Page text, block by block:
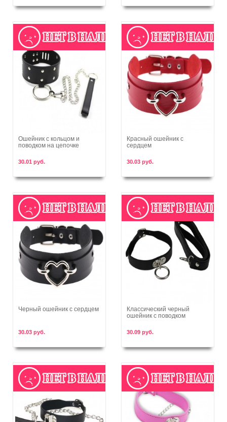
В корзину
Ошейник с кольцом и
поводком на цепочке
30.01 руб.
Красный ошейник с
сердцем
30.03 руб.
Черный ошейник с сердцем
30.03 руб.
В корзину
Классический черный
ошейник с поводком
30.09 руб.